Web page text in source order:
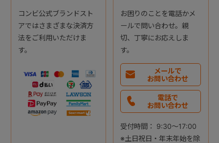
コンビ公式ブランドスト
アではさまざまな決済方
法をご利用いただけま
す。
お困りのことを電話かメ
ールで問い合わせ。親
切、丁寧にお応えしま
す。
メールで
お問い合わせ
電話で
お問い合わせ
受付時間： 9:30～17:00
※土日祝日・年末年始を除